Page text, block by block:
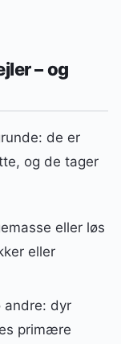
– og
de er
og de tager
eller løs
eller
andre: dyr
primære